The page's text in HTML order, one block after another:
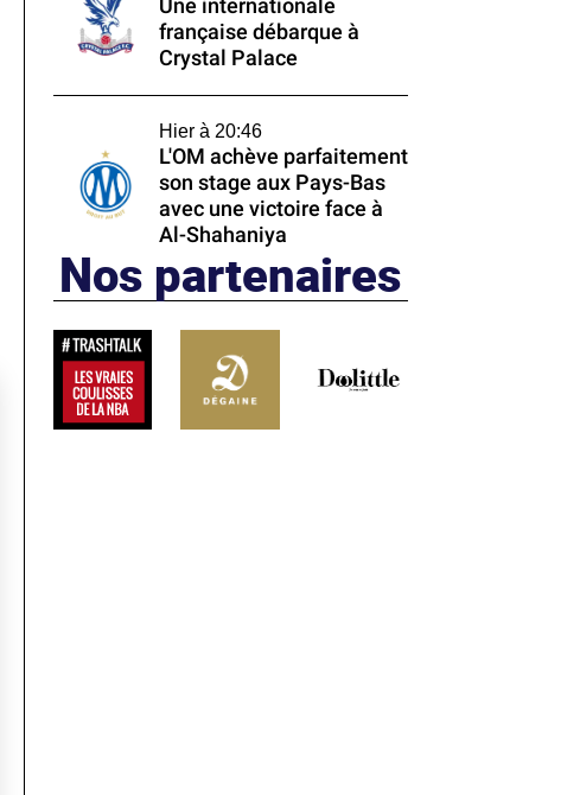
Une internationale
française débarque à
Crystal Palace
Hier à 20:46
L'OM achève parfaitement
son stage aux Pays-Bas
avec une victoire face à
Al-Shahaniya
Nos partenaires